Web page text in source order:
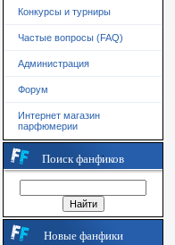
Конкурсы и турниры
Частые вопросы (FAQ)
Администрация
Форум
Интернет магазин
парфюмерии
Поиск фанфиков
Новые фанфики